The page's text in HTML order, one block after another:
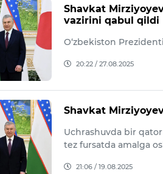
Shavkat
vazirini qabul qildi
O‘zbekiston
20:22 / 27.08.2025
Shavkat
Uchrashuvda bir
tez fursatda amalga
21:06 / 19.08.2025